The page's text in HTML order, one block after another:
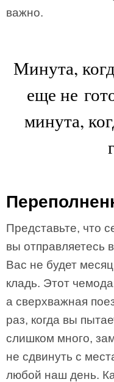
важно.
Минута,
еще не
минута,
Представьте, что
вы отправляетесь
Вас не будет
кладь. Этот
а сверхважная
раз, когда вы
слишком много,
не сдвинуть с
любой наш день.